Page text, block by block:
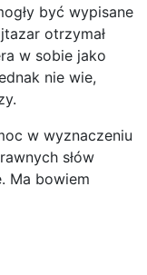
być wypisane
otrzymał
w sobie jako
nie wie,
w wyznaczeniu
słów
Ma bowiem